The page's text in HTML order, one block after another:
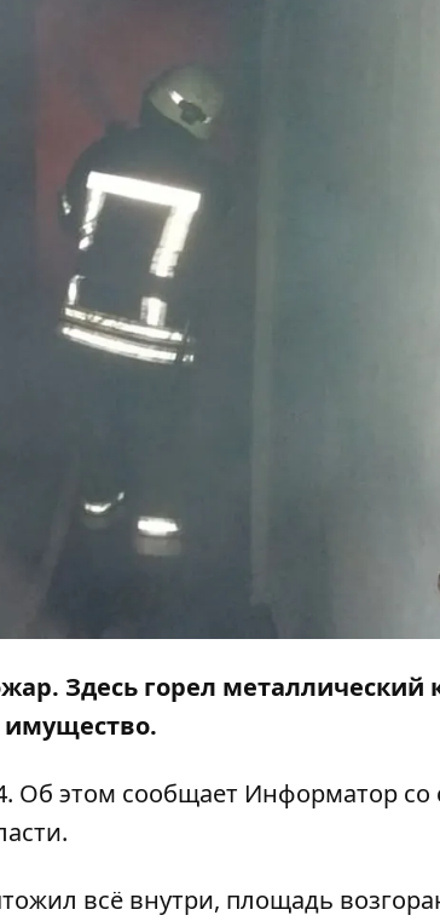
Здесь горел металлический
имущество.
Об этом сообщает Информатор со
всё внутри, площадь